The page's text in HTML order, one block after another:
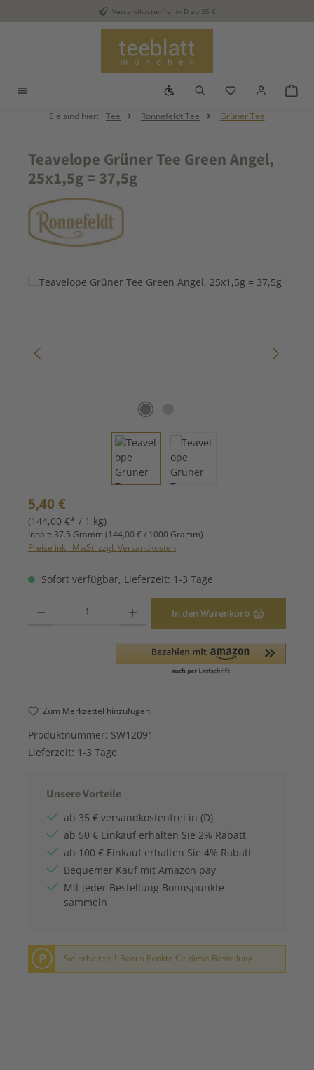
Zum Hauptinhalt springenVersandkostenfrei in D ab 35 €
Werkzeugleiste anzeigen
Du hast 0
Sie sind hier: Tee Ronnefeldt Tee Grüner Tee
Teavelope Grüner Tee Green Angel,
25x1,5g = 37,5g
Bildergalerie überspringen
Regulärer Preis:
5,40 €
(144,00 €* / 1 kg)
Inhalt: 37.5 Gramm (144,00 € / 1000 Gramm)
Preise inkl. MwSt. zzgl. Versandkosten
Sofort verfügbar, Lieferzeit: 1-3 Tage
In den Warenkorb
Zum Merkzettel hinzufügen
Produktnummer: SW12091
Lieferzeit: 1-3 Tage
Unsere Vorteile
ab 35 € versandkostenfrei in (D)
ab 50 € Einkauf erhalten Sie 2% Rabatt
ab 100 € Einkauf erhalten Sie 4% Rabatt
Bequemer Kauf mit Amazon pay
Mit jeder Bestellung Bonuspunkte
sammeln
P Sie erhalten 1 Bonus Punkte für diese Bestellung